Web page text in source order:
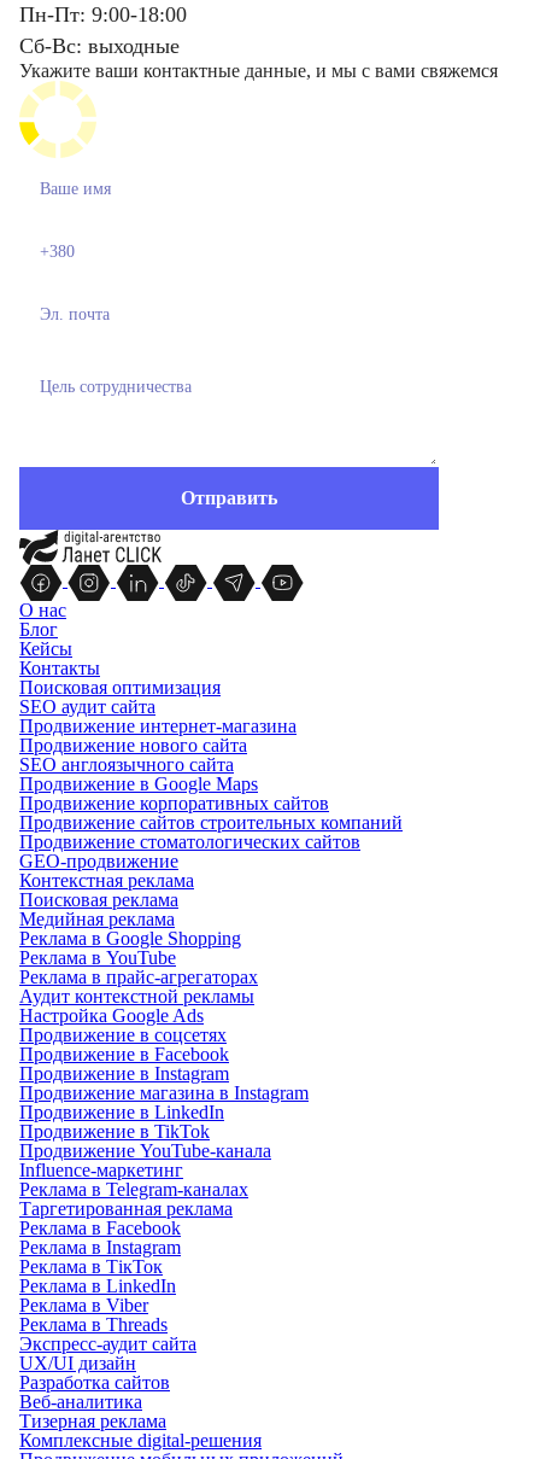
Пн-Пт: 9:00-18:00
Сб-Вс: выходные
Укажите ваши контактные данные, и мы с вами свяжемся
О нас
Блог
Кейсы
Контакты
Поисковая оптимизация
SEO аудит сайта
Продвижение интернет-магазина
Продвижение нового сайта
SEO англоязычного сайта
Продвижение в Google Maps
Продвижение корпоративных сайтов
Продвижение сайтов строительных компаний
Продвижение стоматологических сайтов
GEO-продвижение
Контекстная реклама
Поисковая реклама
Медийная реклама
Реклама в Google Shopping
Реклама в YouTube
Реклама в прайс-агрегаторах
Аудит контекстной рекламы
Настройка Google Ads
Продвижение в соцсетях
Продвижение в Facebook
Продвижение в Instagram
Продвижение магазина в Instagram
Продвижение в LinkedIn
Продвижение в TikTok
Продвижение YouTube-канала
Influence-маркетинг
Реклама в Telegram-каналах
Таргетированная реклама
Реклама в Facebook
Реклама в Instagram
Реклама в ТікТок
Реклама в LinkedIn
Реклама в Viber
Реклама в Threads
Экспресс-аудит сайта
UX/UI дизайн
Разработка сайтов
Веб-аналитика
Тизерная реклама
Комплексные digital-решения